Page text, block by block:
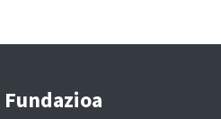
Fundazioa